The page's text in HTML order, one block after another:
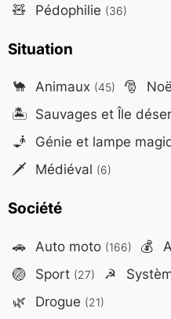
🧸 Pédophilie (36)
Situation
🐪 Animaux (45) 🎅
🏝️ Sauvages et Île
🧞 Génie et lampe
🗡️ Médiéval (6)
Société
🚗 Auto moto (166) 💰
🏐 Sport (27) ☭
🌿 Drogue (21)